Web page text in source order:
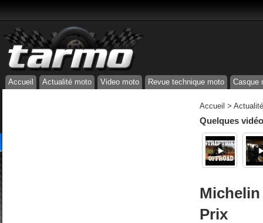
Accueil Actualité moto Video moto Revue technique moto Casque
Accueil >
Quelques
Prix